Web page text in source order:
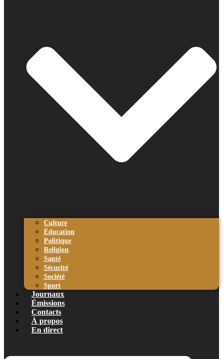
Culture
Éducation
Politique
Religion
Santé
Sécurité
Société
Sport
Journaux
Émissions
Contacts
À propos
En direct